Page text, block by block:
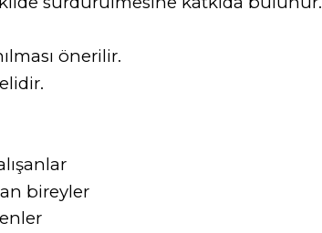
önerilir.
bireyler